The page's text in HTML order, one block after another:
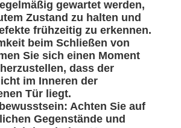
gewartet werden,
Zustand zu halten und
frühzeitig zu erkennen.
beim Schließen von
Sie sich einen Moment
dass der
im Inneren der
Tür liegt.
Achten Sie auf
Gegenstände und